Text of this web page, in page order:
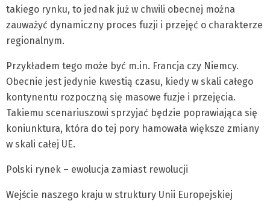
takiego rynku, to jednak już w chwili obecnej można
zauważyć dynamiczny proces fuzji i przejęć o charakterze
regionalnym.
Przykładem tego może być m.in. Francja czy Niemcy.
Obecnie jest jedynie kwestią czasu, kiedy w skali całego
kontynentu rozpoczną się masowe fuzje i przejęcia.
Takiemu scenariuszowi sprzyjać będzie poprawiająca się
koniunktura, która do tej pory hamowała większe zmiany
w skali całej UE.
Polski rynek – ewolucja zamiast rewolucji
Wejście naszego kraju w struktury Unii Europejskiej